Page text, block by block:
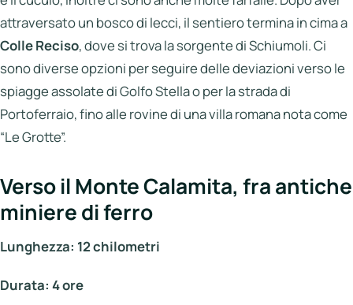
attraversato un bosco di lecci, il sentiero termina in cima a
Colle Reciso, dove si trova la sorgente di Schiumoli. Ci
sono diverse opzioni per seguire delle deviazioni verso le
spiagge assolate di Golfo Stella o per la strada di
Portoferraio, fino alle rovine di una villa romana nota come
“Le Grotte”.
Verso il Monte Calamita, fra antiche
miniere di ferro
Lunghezza: 12 chilometri
Durata: 4 ore